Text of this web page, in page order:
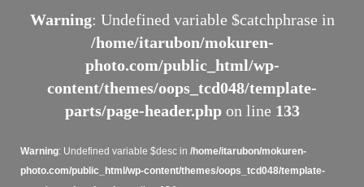
Warning: Undefined variable $catchphrase in
/home/itarubon/mokuren-
photo.com/public_html/wp-
content/themes/oops_tcd048/template-
parts/page-header.phpon line 133
Warning: Undefined variable $desc in /home/itarubon/mokuren-
photo.com/public_html/wp-content/themes/oops_tcd048/template-